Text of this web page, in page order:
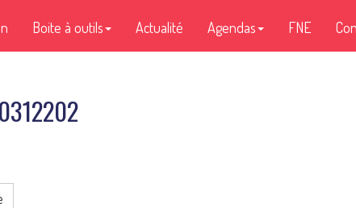
Boite à outils Actualité Agendas FNE